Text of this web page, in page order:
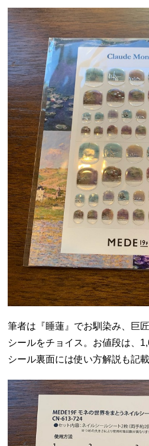
筆者は『睡蓮』でお馴染み、巨
シールをチョイス。お値段は、
シール裏面には使い方解説も記